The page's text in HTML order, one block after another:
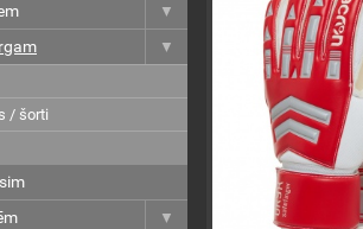
/ šorti